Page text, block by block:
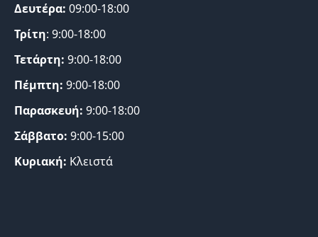
Δευτέρα: 09:00-18:00
Τρίτη: 9:00-18:00
Τετάρτη: 9:00-18:00
Πέμπτη: 9:00-18:00
Παρασκευή: 9:00-18:00
Σάββατο: 9:00-15:00
Κυριακή: Κλειστά